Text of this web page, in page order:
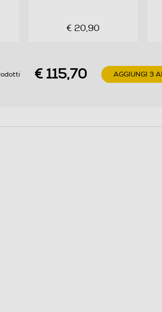
€ 20,90
€ 115,70 AGGIUNGI 3